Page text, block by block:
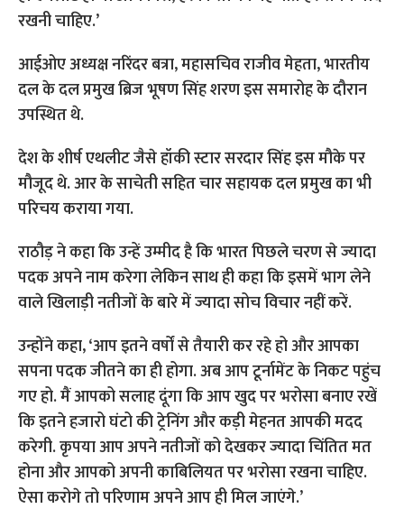
रखनी चाहिए.’
आईओए अध्यक्ष नरिंदर बत्रा, महासचिव राजीव मेहता, भारतीय
दल के दल प्रमुख ब्रिज भूषण सिंह शरण इस समारोह के दौरान
उपस्थित थे.
देश के शीर्ष एथलीट जैसे हॉकी स्टार सरदार सिंह इस मौके पर
मौजूद थे. आर के साचेती सहित चार सहायक दल प्रमुख का भी
परिचय कराया गया.
राठौड़ ने कहा कि उन्हें उम्मीद है कि भारत पिछले चरण से ज्यादा
पदक अपने नाम करेगा लेकिन साथ ही कहा कि इसमें भाग लेने
वाले खिलाड़ी नतीजों के बारे में ज्यादा सोच विचार नहीं करें.
उन्होंने कहा, ‘आप इतने वर्षों से तैयारी कर रहे हो और आपका
सपना पदक जीतने का ही होगा. अब आप टूर्नामेंट के निकट पहुंच
गए हो. मैं आपको सलाह दूंगा कि आप खुद पर भरोसा बनाए रखें
कि इतने हजारो घंटो की ट्रेनिंग और कड़ी मेहनत आपकी मदद
करेगी. कृपया आप अपने नतीजों को देखकर ज्यादा चिंतित मत
होना और आपको अपनी काबिलियत पर भरोसा रखना चाहिए.
ऐसा करोगे तो परिणाम अपने आप ही मिल जाएंगे.’